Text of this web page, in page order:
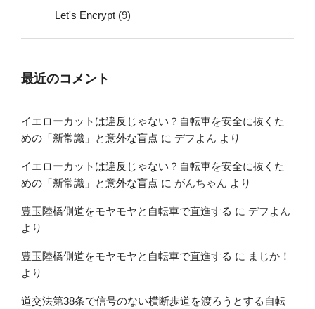
Let's Encrypt (9)
最近のコメント
イエローカットは違反じゃない？自転車を安全に抜くた
めの「新常識」と意外な盲点 に デフよん より
イエローカットは違反じゃない？自転車を安全に抜くた
めの「新常識」と意外な盲点 に がんちゃん より
豊玉陸橋側道をモヤモヤと自転車で直進する に デフよん
より
豊玉陸橋側道をモヤモヤと自転車で直進する に まじか！
より
道交法第38条で信号のない横断歩道を渡ろうとする自転